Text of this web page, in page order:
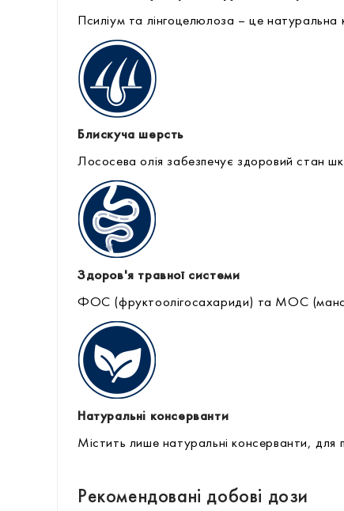
Псиліум та лінгоцелюлоза – це
Блискуча шерсть
Лососева олія забезпечує здоровий стан
Здоров'я травної системи
ФОС (фруктоолігосахариди) та МОС
Натуральні консерванти
Містить лише натуральні консерванти, для
Рекомендовані добові дози